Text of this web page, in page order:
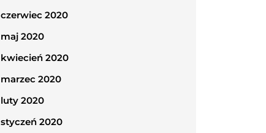
czerwiec 2020
maj 2020
kwiecień 2020
marzec 2020
luty 2020
styczeń 2020